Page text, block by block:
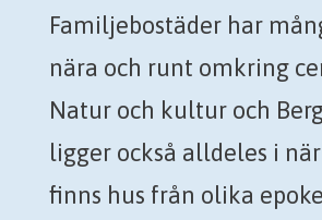
Familjebostäder har
nära och runt omkring
Natur och kultur och
ligger också alldeles i
finns hus från olika